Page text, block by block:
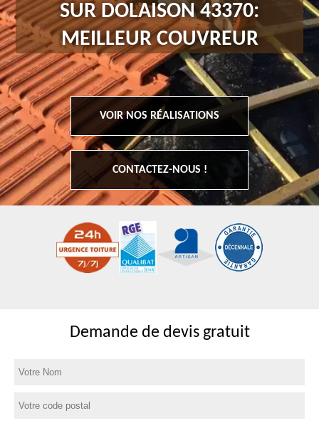
SUR DOLAISON 43370:
MEILLEUR COUVREUR
VOIR NOS RÉALISATIONS
CONTACTEZ-NOUS !
Demande de devis gratuit